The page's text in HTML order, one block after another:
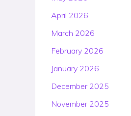
April 2026
March 2026
February 2026
January 2026
December 2025
November 2025